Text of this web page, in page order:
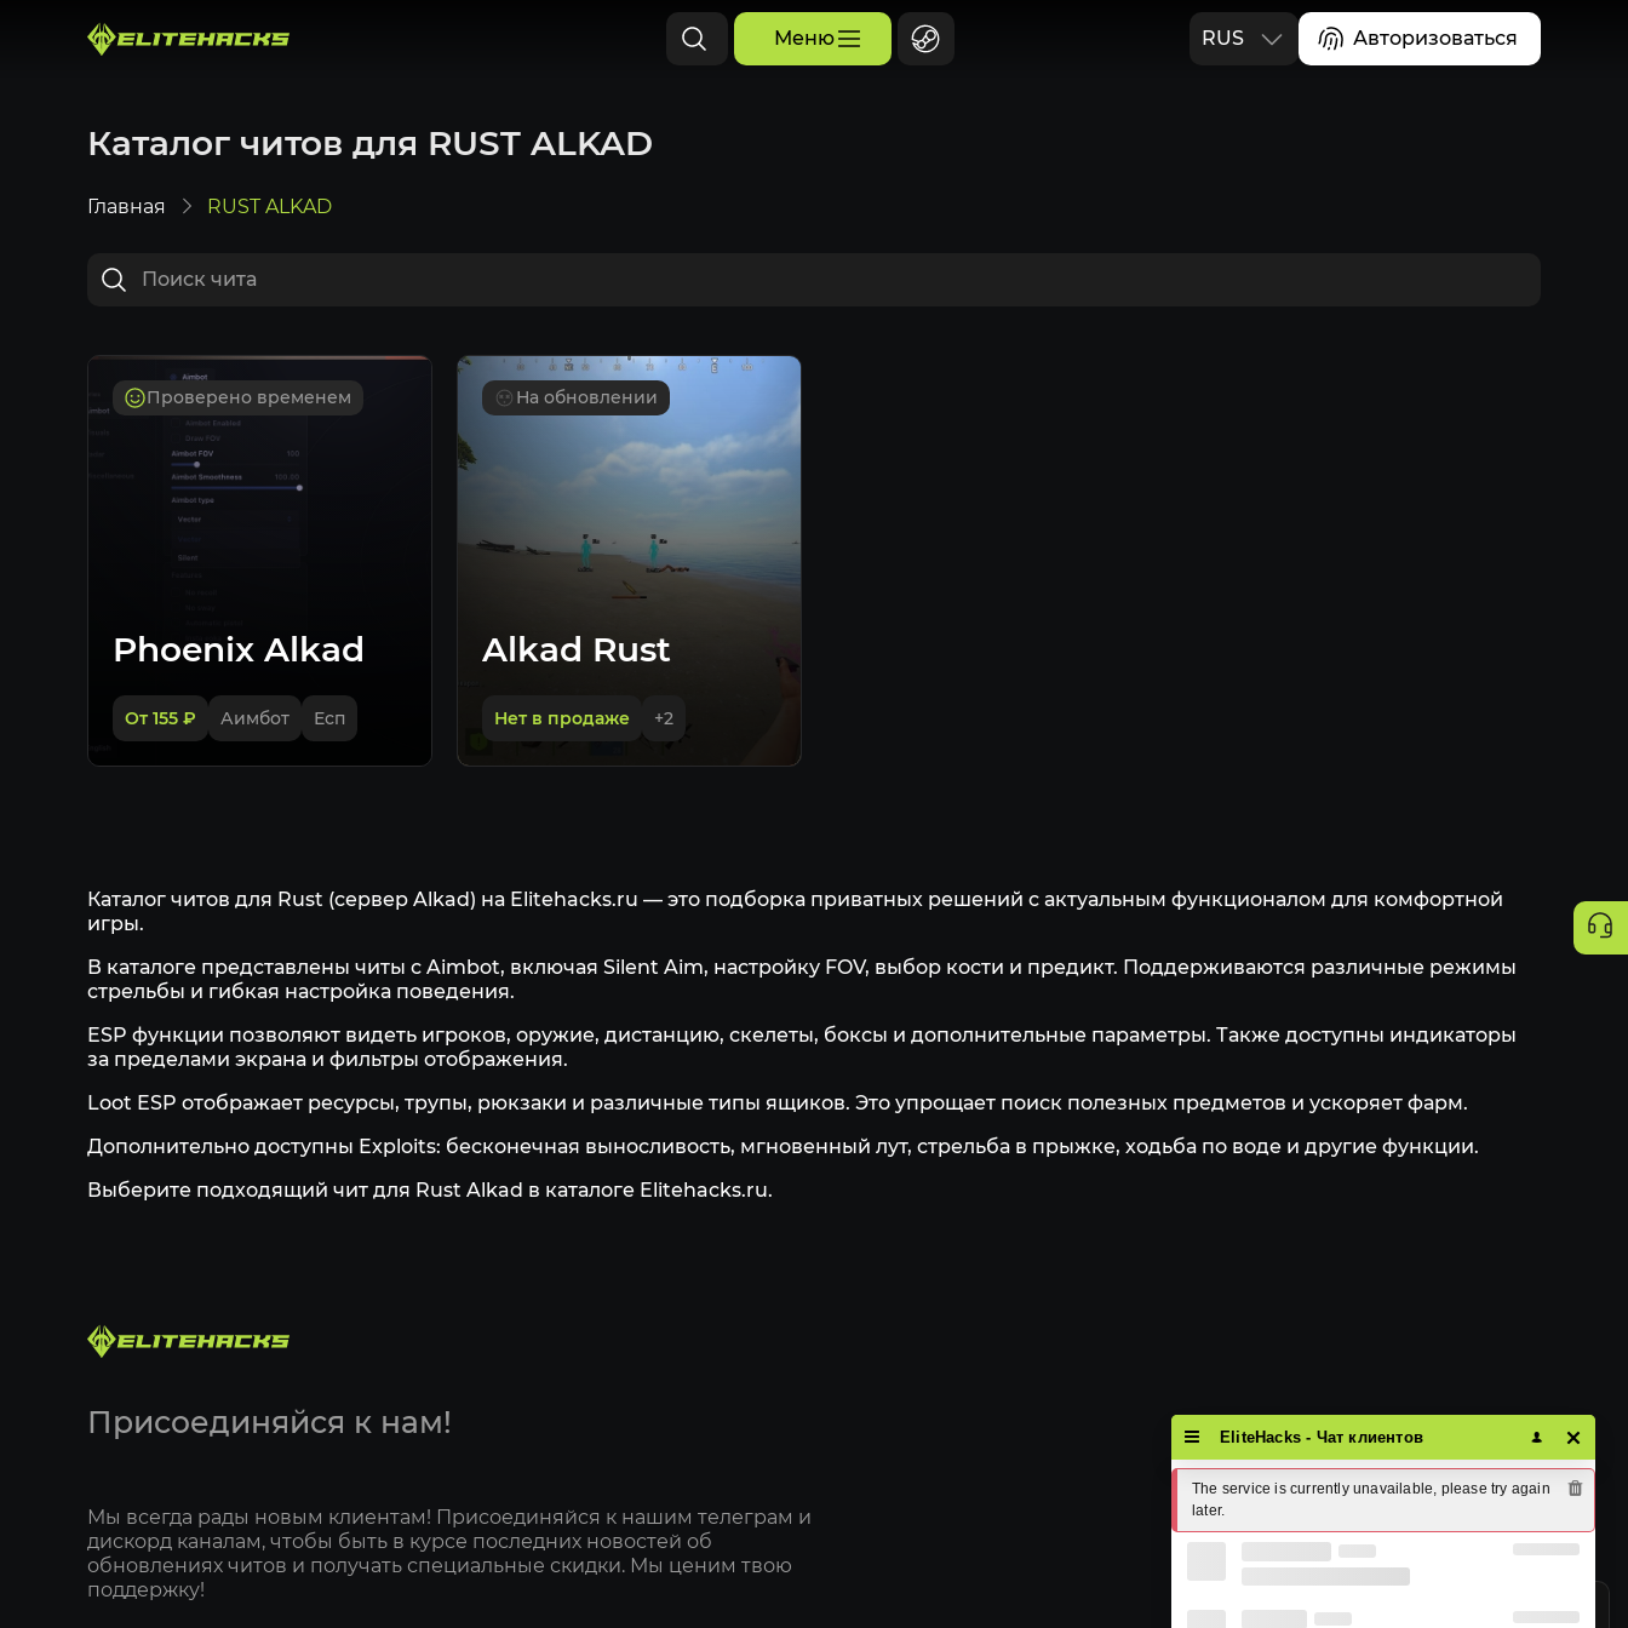
Меню
RUS
Авторизоваться
Каталог читов для RUST ALKAD
Главная RUST ALKAD
Проверено временем
Phoenix Alkad
От 155 ₽ Аимбот Есп
На обновлении
Alkad Rust
Нет в продаже +2
Каталог читов для Rust (сервер Alkad) на Elitehacks.ru — это подборка приватных решений с актуальным функционалом для комфортной
игры.
В каталоге представлены читы с Aimbot, включая Silent Aim, настройку FOV, выбор кости и предикт. Поддерживаются различные режимы
стрельбы и гибкая настройка поведения.
ESP функции позволяют видеть игроков, оружие, дистанцию, скелеты, боксы и дополнительные параметры. Также доступны индикаторы
за пределами экрана и фильтры отображения.
Loot ESP отображает ресурсы, трупы, рюкзаки и различные типы ящиков. Это упрощает поиск полезных предметов и ускоряет фарм.
Дополнительно доступны Exploits: бесконечная выносливость, мгновенный лут, стрельба в прыжке, ходьба по воде и другие функции.
Выберите подходящий чит для Rust Alkad в каталоге Elitehacks.ru.
Мы используем файлы cookie, чтобы
Присоединяйся к нам!
Мы всегда рады новым клиентам! Присоединяйся к нашим телеграм и
дискорд каналам, чтобы быть в курсе последних новостей об
обновлениях читов и получать специальные скидки. Мы ценим твою
поддержку!
Контакты
Розыгрыши
Договор оферты
Оплата и Доставка
Известные проблемы
Персональные данные
Политика Конфидециальности
EliteHacks - Чат клиентов
The service is currently unavailable, please try again
later.